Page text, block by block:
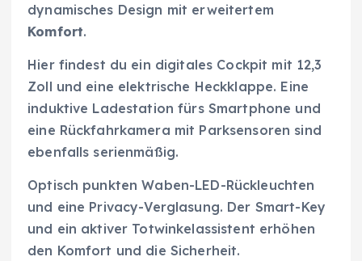
dynamisches Design mit erweitertem
Komfort.
Hier findest du ein digitales Cockpit mit 12,3
Zoll und eine elektrische Heckklappe. Eine
induktive Ladestation fürs Smartphone und
eine Rückfahrkamera mit Parksensoren sind
ebenfalls serienmäßig.
Optisch punkten Waben-LED-Rückleuchten
und eine Privacy-Verglasung. Der Smart-Key
und ein aktiver Totwinkelassistent erhöhen
den Komfort und die Sicherheit.